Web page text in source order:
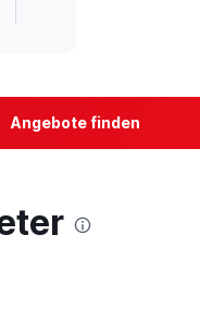
Angebote finden